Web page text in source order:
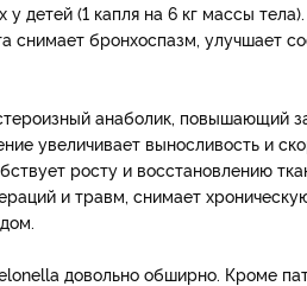
детей (1 капля на 6 кг массы
бронхоспазм, улучшает
анаболик, повышающий
увеличивает выносливость и
росту и восстановлению
и травм, снимает
довольно обширно. Кроме